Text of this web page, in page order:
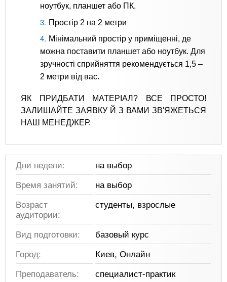
ноутбук, планшет або ПК.
Простір 2 на 2 метри
Мінімальний простір у приміщенні, де
можна поставити планшет або ноутбук. Для
зручності сприйняття рекомендується 1,5 –
2 метри від вас.
ЯК ПРИДБАТИ МАТЕРІАЛ? ВСЕ ПРОСТО!
ЗАЛИШАЙТЕ ЗАЯВКУ Й З ВАМИ ЗВ'ЯЖЕТЬСЯ
НАШ МЕНЕДЖЕР.
Дни недели:
на выбор
Время занятий:
на выбор
Возраст
аудитории:
студенты, взрослые
Вид подготовки:
базовый курс
Город:
Киев, Онлайн
Преподаватель:
специалист-практик